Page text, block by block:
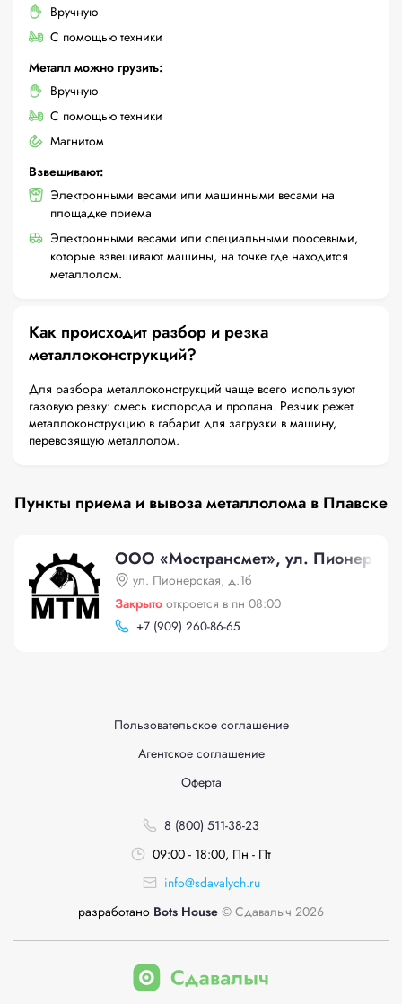
Вручную
С помощью техники
Металл можно грузить:
Вручную
С помощью техники
Магнитом
Взвешивают:
Электронными весами или машинными весами на
площадке приема
Электронными весами или специальными поосевыми,
которые взвешивают машины, на точке где находится
металлолом.
Как происходит разбор и резка
металлоконструкций?
Для разбора металлоконструкций чаще всего используют
газовую резку: смесь кислорода и пропана. Резчик режет
металлоконструкцию в габарит для загрузки в машину,
перевозящую металлолом.
Пункты приема и вывоза металлолома в Плавске
ООО «Мострансмет», ул.
ул. Пионерская, д.1б
Закрыто откроется в пн 08:00
+7 (909) 260-86-65
Пользовательское соглашение
Агентское соглашение
Оферта
8 (800) 511-38-23
09:00 - 18:00, Пн - Пт
info@sdavalych.ru
разработано Bots House © Сдавалыч 2026